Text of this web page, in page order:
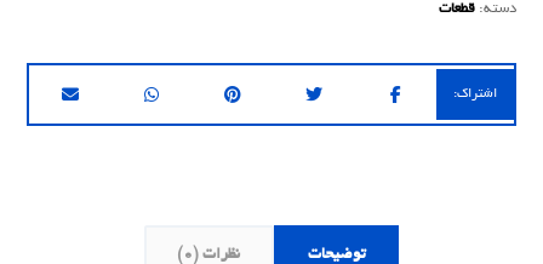
دسته:قطعات
توضیحات نظرات (0)